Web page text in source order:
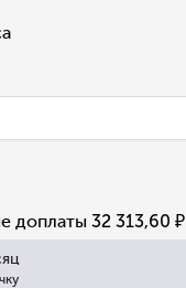
доплаты 32 313,60 ₽